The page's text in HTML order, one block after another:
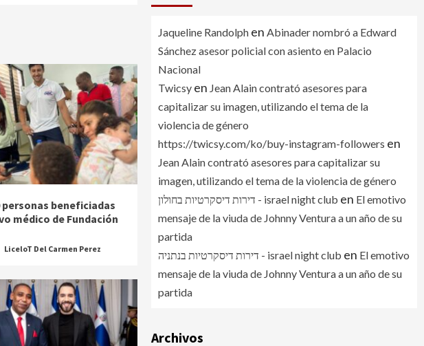
personas beneficiadas
médico de Fundación
LiceloT Del Carmen Perez
Jaqueline Randolphen Abinader nombró a Edward
Sánchez asesor policial con asiento en Palacio
Nacional
Twicsyen Jean Alain contrató asesores para
capitalizar su imagen, utilizando el tema de la
violencia de género
https://twicsy.com/ko/buy-instagram-followers en
Jean Alain contrató asesores para capitalizar su
imagen, utilizando el tema de la violencia de género
דירות דיסקרטיות בחולון - israel night club en El emotivo
mensaje de la viuda de Johnny Ventura a un año de su
partida
דירות דיסקרטיות בנתניה - israel night club en El emotivo
mensaje de la viuda de Johnny Ventura a un año de su
partida
Archivos